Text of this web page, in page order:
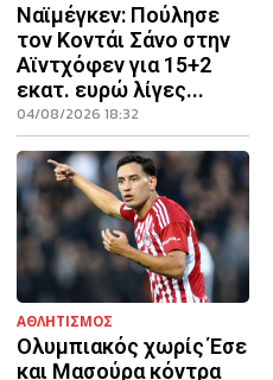
Ναϊμέγκεν: Πούλησε
τον Κοντάι Σάνο στην
Αϊντχόφεν για 15+2
εκατ. ευρώ λίγες...
04/08/2026 18:32
ΑΘΛΗΤΙΣΜΟΣ
Ολυμπιακός χωρίς Έσε
και Μασούρα κόντρα